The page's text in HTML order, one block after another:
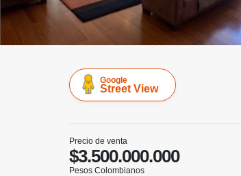
Google
Street View
Precio de venta
$3.500.000.000
Pesos Colombianos